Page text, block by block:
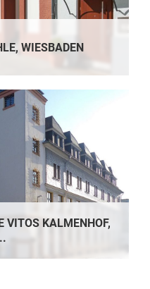
WIESBADEN
VITOS KALMENHOF,